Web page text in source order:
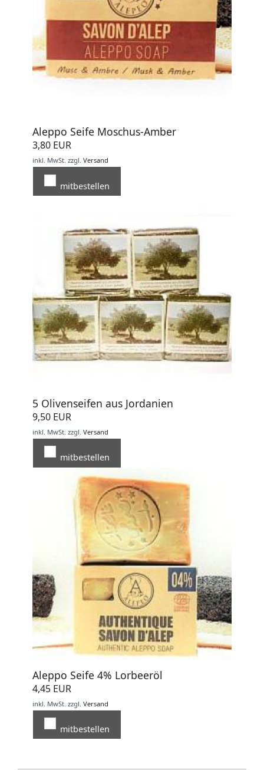
Aleppo Seife Moschus-Amber
3,80 EUR
inkl. MwSt. zzgl. Versand
mitbestellen
5 Olivenseifen aus Jordanien
9,50 EUR
inkl. MwSt. zzgl. Versand
mitbestellen
Aleppo Seife 4% Lorbeeröl
4,45 EUR
inkl. MwSt. zzgl. Versand
mitbestellen